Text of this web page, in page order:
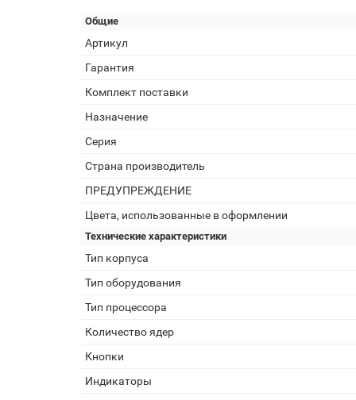
Общие
Артикул
Гарантия
Комплект поставки
Назначение
Серия
Страна производитель
ПРЕДУПРЕЖДЕНИЕ
Цвета, использованные в оформлении
Технические характеристики
Тип корпуса
Тип оборудования
Тип процессора
Количество ядер
Кнопки
Индикаторы